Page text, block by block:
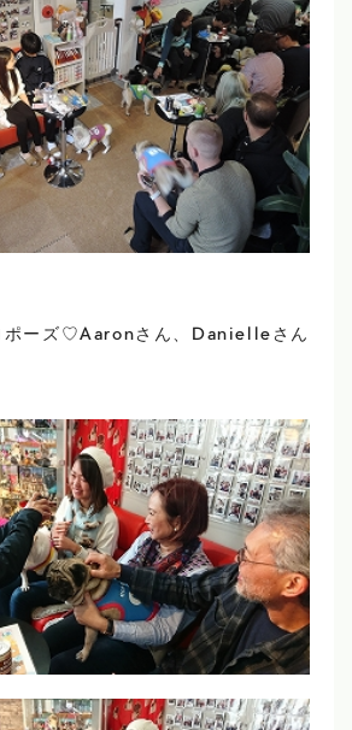
ポーズ♡Aaronさん、Danielleさん